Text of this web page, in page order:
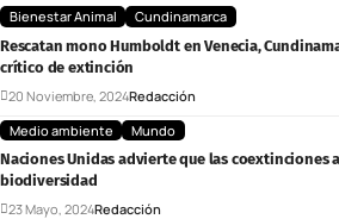
Bienestar Animal
Cundinamarca
Rescatan mono Humboldt en Venecia,
crítico de extinción
20 Noviembre, 2024Redacción
Medio ambiente
Mundo
Naciones Unidas advierte que las coextinciones
biodiversidad
23 Mayo, 2024Redacción